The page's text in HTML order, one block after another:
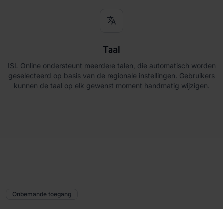
translate
Taal
ISL Online ondersteunt meerdere talen, die automatisch worden
geselecteerd op basis van de regionale instellingen. Gebruikers
kunnen de taal op elk gewenst moment handmatig wijzigen.
Onbemande toegang